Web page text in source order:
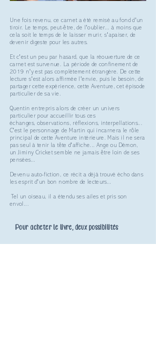
Une fois revenu, ce carnet a été remisé au fond d'un
tiroir. Le temps, peut-être, de l'oublier... à moins que
cela soit le temps de le
laisser murir, s'apaiser, de
devenir digeste pour les autres.
Et c'est un peu par hasard, que la réouverture de ce
carnet est survenue. La période de confinement de
2019 n'y est pas complètement étrangère. De cette
lecture s'est alors affirmée l'envie, puis le besoin, de
partager cette expérience, cette Aventure, cet épisode
particulier de sa vie.
Quentin entrepris alors de créer un univers
particulier pour accueillir tous ces
échanges, observations, réflexions, interpellations...
C'est le personnage de Martin qui incarnera le rôle
principal de cette Aventure intérieure. Mais il ne sera
pas seul à tenir la tête d'affiche... Ange ou Démon,
un Jiminy Cricket semble ne jamais être loin de ses
pensées...
Devenu auto-fiction, ce récit a déjà trouvé écho dans
les esprit d'un bon nombre de lecteurs...
Tel un oiseau, il a étendu ses ailes et pris son
envol...
Pour acheter le livre, deux possibilités